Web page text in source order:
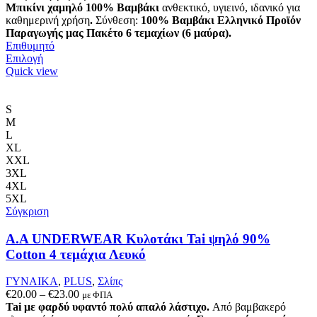
Μπικίνι χαμηλό 100% Βαμβάκι ανθεκτικό, υγιεινό, ιδανικό για
καθημερινή χρήση. Σύνθεση: 100% Βαμβάκι Ελληνικό Προϊόν
Παραγωγής μας Πακέτο 6 τεμαχίων (6 μαύρα).
Επιθυμητό
ΕπιλογήΑυτό
το
σελίδα
προϊόντος
Quick view
S
M
L
XL
XXL
3XL
4XL
5XL
Σύγκριση
A.A UNDERWEAR Κυλοτάκι Tai ψηλό 90%
Cotton 4 τεμάχια Λευκό
ΓΥΝΑΙΚΑ, PLUS, Σλίπς
€20.00 – €23.00Price
range:
με ΦΠΑ
Tai με φαρδύ υφαντό πολύ απαλό λάστιχο. Από βαμβακερό